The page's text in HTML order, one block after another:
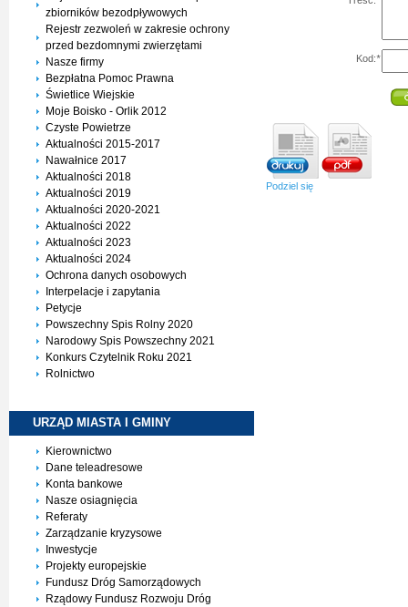
zbiorników bezodpływowych
Rejestr zezwoleń w zakresie ochrony
przed bezdomnymi zwierzętami
Nasze firmy
Bezpłatna Pomoc Prawna
Świetlice Wiejskie
Moje Boisko - Orlik 2012
Czyste Powietrze
Aktualności 2015-2017
Nawałnice 2017
Aktualności 2018
Aktualności 2019
Aktualności 2020-2021
Aktualności 2022
Aktualności 2023
Aktualności 2024
Ochrona danych osobowych
Interpelacje i zapytania
Petycje
Powszechny Spis Rolny 2020
Narodowy Spis Powszechny 2021
Konkurs Czytelnik Roku 2021
Rolnictwo
URZĄD MIASTA I GMINY
Kierownictwo
Dane teleadresowe
Konta bankowe
Nasze osiagnięcia
Referaty
Zarządzanie kryzysowe
Inwestycje
Projekty europejskie
Fundusz Dróg Samorządowych
Rządowy Fundusz Rozwoju Dróg
Kod:*
Podziel się